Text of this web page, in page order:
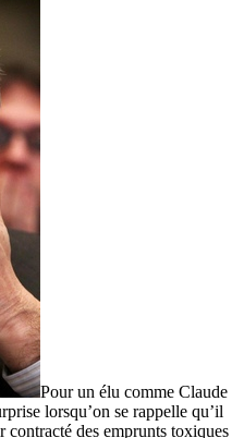
Pour un élu comme Claude
lorsqu’on se rappelle qu’il
contracté des emprunts toxiques